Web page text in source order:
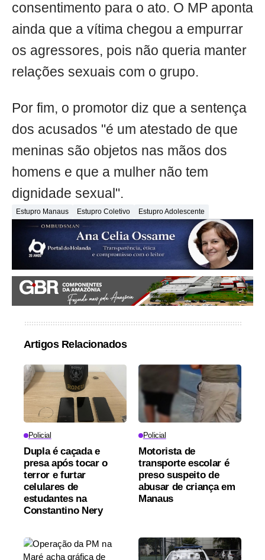
consentimento para o ato. O MP aponta
ainda que a vítima chegou a empurrar
os agressores, pois não queria manter
relações sexuais com o grupo.
Por fim, o promotor diz que a sentença
dos acusados "é um atestado de que
meninas são objetos nas mãos dos
homens e que a mulher não tem
dignidade sexual".
Estupro Manaus Estupro Coletivo Estupro Adolescente
Artigos Relacionados
Policial
Dupla é caçada e
presa após tocar o
terror e furtar
celulares de
estudantes na
Constantino Nery
Policial
Motorista de
transporte escolar é
preso suspeito de
abusar de criança em
Manaus